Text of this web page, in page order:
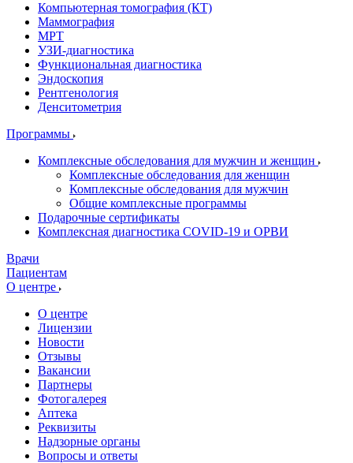
Компьютерная томография (КТ)
Маммография
МРТ
УЗИ-диагностика
Функциональная диагностика
Эндоскопия
Рентгенология
Денситометрия
Программы
Комплексные обследования для мужчин и женщин
Комплексные обследования для женщин
Комплексные обследования для мужчин
Общие комплексные программы
Подарочные сертификаты
Комплексная диагностика COVID-19 и ОРВИ
Врачи
Пациентам
О центре
О центре
Лицензии
Новости
Отзывы
Вакансии
Партнеры
Фотогалерея
Аптека
Реквизиты
Надзорные органы
Вопросы и ответы